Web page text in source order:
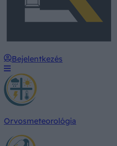
Bejelentkezés
Orvosmeteorológia